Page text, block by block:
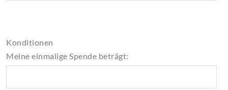
Konditionen
Meine einmalige Spende beträgt: